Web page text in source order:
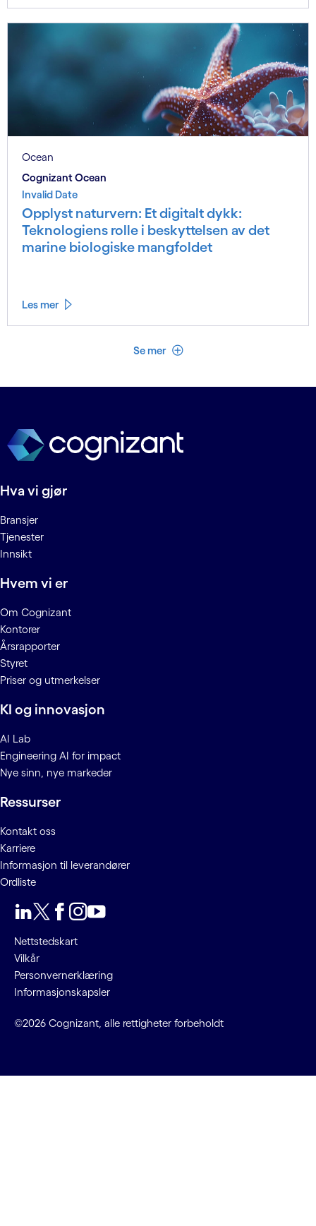
Ocean
Cognizant Ocean
Invalid Date
Opplyst naturvern: Et digitalt dykk:
Teknologiens rolle i beskyttelsen av det
marine biologiske mangfoldet
Les mer
Se mer Se mindre
Hva vi gjør
Bransjer
Tjenester
Innsikt
Hvem vi er
Om Cognizant
Kontorer
Årsrapporter
Styret
Priser og utmerkelser
KI og innovasjon
AI Lab
Engineering AI for impact
Nye sinn, nye markeder
Ressurser
Kontakt oss
Karriere
Informasjon til leverandører
Ordliste
Nettstedskart
Vilkår
Personvernerklæring
Informasjonskapsler
©2026 Cognizant, alle rettigheter forbeholdt